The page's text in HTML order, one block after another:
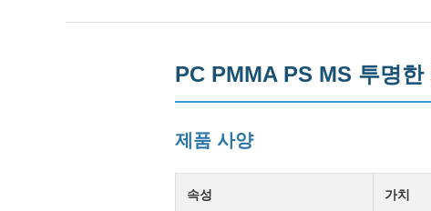
PC PMMA PS MS 투명
제품 사양
속성 가치